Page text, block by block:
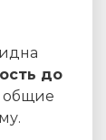
до
общие